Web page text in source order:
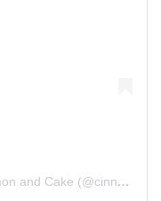
Une publication partagée par Cinnamon and Cake (@cinnamonandcake)